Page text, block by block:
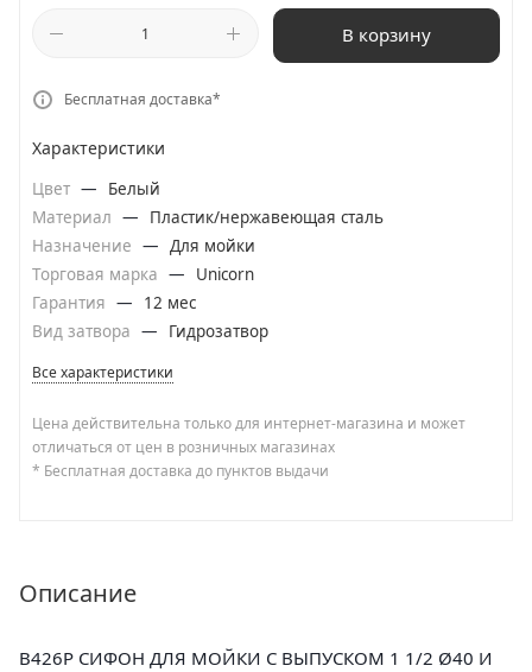
В корзину
Бесплатная доставка*
Характеристики
Цвет —
Белый
Материал —
Пластик/нержавеющая сталь
Назначение — Для мойки
Торговая марка —
Unicorn
Гарантия —
12 мес
Вид затвора — Гидрозатвор
Все характеристики
Цена действительна только для интернет-магазина и может
отличаться от цен в розничных магазинах
* Бесплатная доставка до пунктов выдачи
Описание
B426P CИФОН ДЛЯ МОЙКИ С ВЫПУСКОМ 1 1/2 Ø40 И